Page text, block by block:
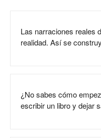
Las narraciones reales
realidad. Así se
¿No sabes cómo
escribir un libro y dejar